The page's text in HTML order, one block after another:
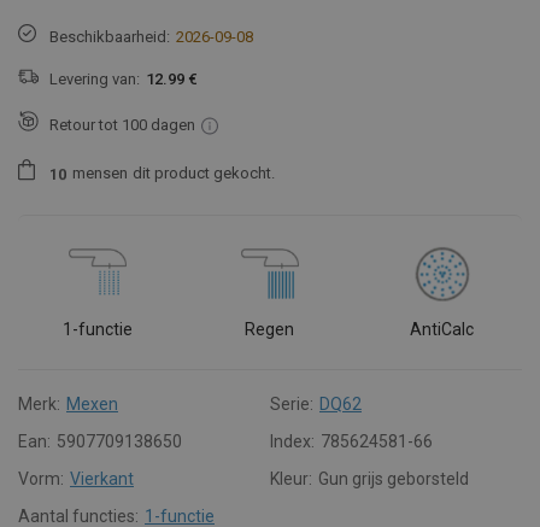
Beschikbaarheid: 2026-09-08
Levering van: 12.99 €
Retour tot 100 dagen
1 0 mensen dit product gekocht.
1-functie Regen AntiCalc
Merk: Mexen Serie: DQ62
Ean: 5907709138650 Index: 785624581-66
Vorm: Vierkant Kleur: Gun grijs geborsteld
Aantal functies: 1-functie